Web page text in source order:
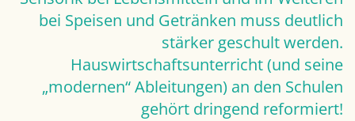
bei Speisen und Getränken muss deutlich
stärker geschult werden.
Hauswirtschaftsunterricht (und seine
„modernen“ Ableitungen) an den Schulen
gehört dringend reformiert!